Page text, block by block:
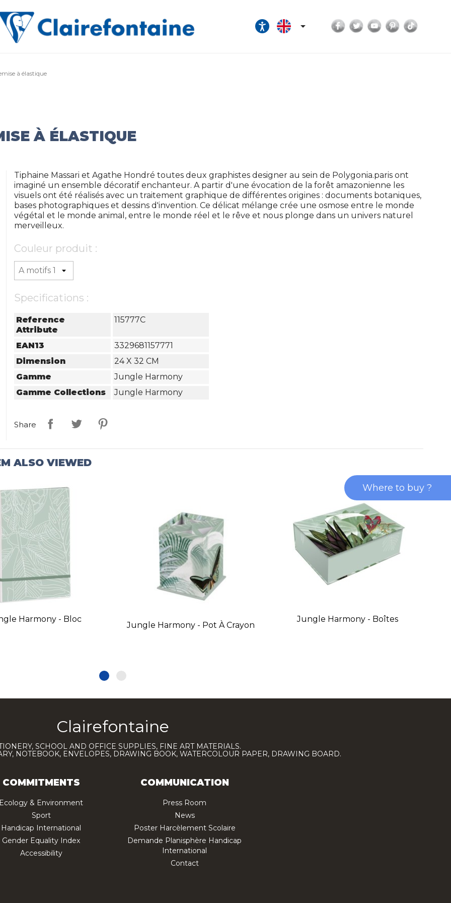
 Facebook
TwitterYouTubePinterest
à élastique
À ÉLASTIQUE
Tiphaine Massari et Agathe Hondré toutes deux graphistes designer au sein de Polygonia.paris ont
imaginé un ensemble décoratif enchanteur. A partir d'une évocation de la forêt amazonienne les
visuels ont été réalisés avec un traitement graphique de différentes origines : documents botaniques,
bases photographiques et dessins d'invention. Ce délicat mélange crée une osmose entre le monde
végétal et le monde animal, entre le monde réel et le rêve et nous plonge dans un univers naturel
merveilleux.
Couleur produit :
Specifications :
Reference
Attribute
115777C
EAN13
3329681157771
Dimension
24 X 32 CM
Gamme
Jungle Harmony
Gamme Collections
Jungle Harmony
Share
ALSO VIEWED
Harmony - Bloc
Jungle Harmony - Pot À Crayon
Jungle Harmony - Boîtes
Clairefontaine
SCHOOL AND OFFICE SUPPLIES, FINE ART MATERIALS.
NOTEBOOK, ENVELOPES, DRAWING BOOK, WATERCOLOUR PAPER, DRAWING BOARD.
COMMITMENTS
& Environment
Sport
Handicap International
Gender Equality Index
Accessibility
COMMUNICATION
Press Room
News
Poster Harcèlement Scolaire
Demande Planisphère Handicap
International
Contact
Where to buy ?